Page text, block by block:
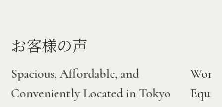
お客様の声
Spacious, Affordable, and
Conveniently Located in Tokyo